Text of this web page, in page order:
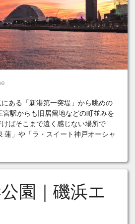
by
ある「新港第一突堤」から眺めの
宮駅からも旧居留地などの町並みを
ばそこまで遠く感じない場所で
蓮」や「ラ・スイート神戸オーシャ
園｜磯浜エ